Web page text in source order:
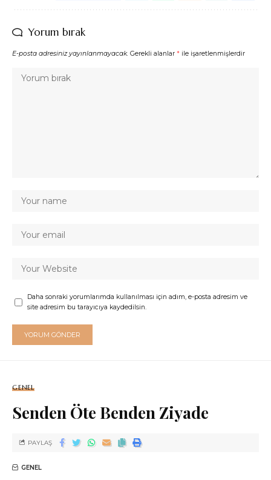
Yorum bırak
E-posta adresiniz yayınlanmayacak. Gerekli alanlar * ile işaretlenmişlerdir
Daha sonraki yorumlarımda kullanılması için adım, e-posta adresim ve
site adresim bu tarayıcıya kaydedilsin.
GENEL
Senden Öte Benden Ziyade
GENEL
PAYLAŞ